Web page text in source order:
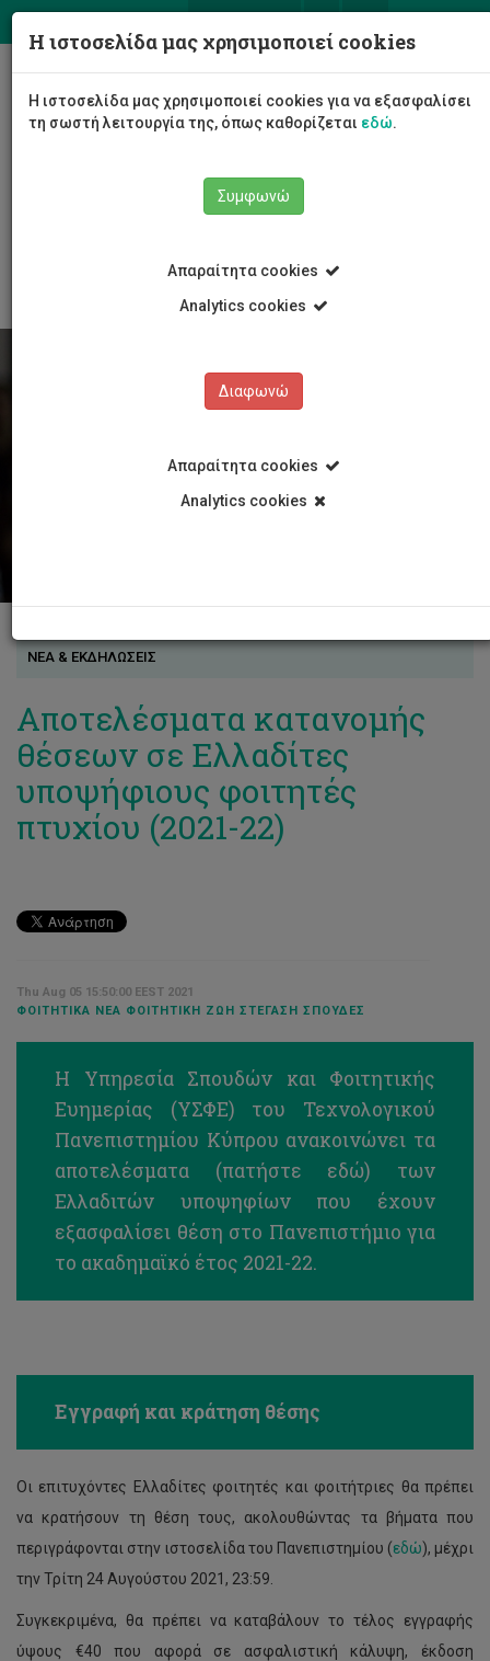
ΝΕΑ & ΕΚΔΗΛΩΣΕΙΣ
Αποτελέσματα κατανομής
θέσεων σε Ελλαδίτες
υποψήφιους φοιτητές
πτυχίου (2021-22)
Thu Aug 05 15:50:00 EEST 2021
ΦΟΙΤΗΤΙΚΆ ΝΈΑ ΦΟΙΤΗΤΙΚΉ ΖΩΉ ΣΤΈΓΑΣΗ ΣΠΟΥΔΈΣ
Η Υπηρεσία Σπουδών και Φοιτητικής
Ευημερίας (ΥΣΦΕ) του Τεχνολογικού
Πανεπιστημίου Κύπρου ανακοινώνει τα
αποτελέσματα (πατήστε εδώ) των
Ελλαδιτών υποψηφίων που έχουν
εξασφαλίσει θέση στο Πανεπιστήμιο για
το ακαδημαϊκό έτος 2021-22.
Εγγραφή και κράτηση θέσης
Οι επιτυχόντες Ελλαδίτες φοιτητές και φοιτήτριες θα πρέπει
να κρατήσουν τη θέση τους, ακολουθώντας τα βήματα που
περιγράφονται στην ιστοσελίδα του Πανεπιστημίου (εδώ), μέχρι
την Τρίτη 24 Αυγούστου 2021, 23:59.
Συγκεκριμένα, θα πρέπει να καταβάλουν το τέλος εγγραφής
ύψους €40 που αφορά σε ασφαλιστική κάλυψη, έκδοση
Η ιστοσελίδα μας χρησιμοποιεί cookies
Η ιστοσελίδα μας χρησιμοποιεί cookies για να εξασφαλίσει
τη σωστή λειτουργία της, όπως καθορίζεται εδώ.
Συμφωνώ
Απαραίτητα cookies
Analytics cookies
Διαφωνώ
Απαραίτητα cookies
Analytics cookies